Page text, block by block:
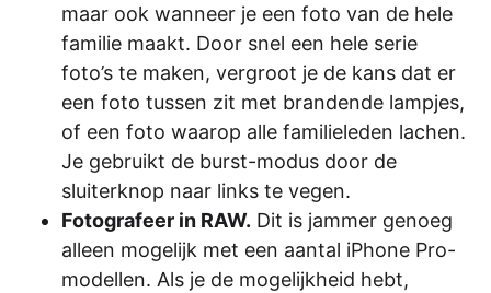
maar ook wanneer je een foto van de hele
familie maakt. Door snel een hele serie
foto’s te maken, vergroot je de kans dat er
een foto tussen zit met brandende lampjes,
of een foto waarop alle familieleden lachen.
Je gebruikt de burst-modus door de
sluiterknop naar links te vegen.
Fotografeer in RAW. Dit is jammer genoeg
alleen mogelijk met een aantal iPhone Pro-
modellen. Als je de mogelijkheid hebt,